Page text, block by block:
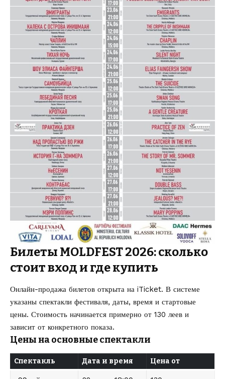
Билеты MOLDFEST 2026: сколько
стоит вход и где купить
Онлайн-продажа билетов открыта на iTicket. В системе
указаны спектакли фестиваля, даты, время и стартовые
цены. Стоимость начинается примерно от 130 леев и
зависит от конкретного показа.
Цены на основные спектакли
Спектакль Дата и время Цена от